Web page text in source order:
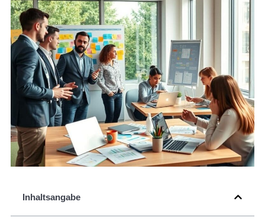
Inhaltsangabe